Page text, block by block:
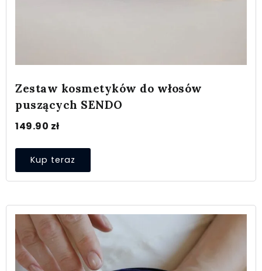
Zestaw kosmetyków do włosów
puszących SENDO
149.90 zł
Kup teraz